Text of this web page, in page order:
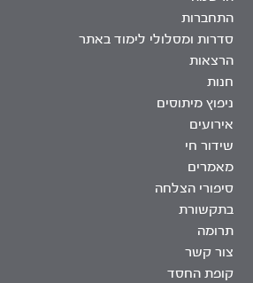
התחברות
סדרות ומסלולי לימוד באתר
הרצאות
חנות
ניפוץ מיתוסים
אירועים
שידור חי
מאמרים
סיפורי הצלחה
בתקשורת
תרומה
צור קשר
קופת החסד